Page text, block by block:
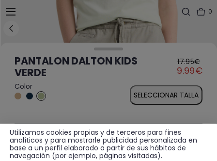
0
PANTALON DALTON KIDS
VERDE
Price reduced
17.95€
to
9.99€
Color
SELECCIONAR TALLA
MÁS INFORMACIÓN
Utilizamos cookies propias y de terceros para fines
analíticos y para mostrarle publicidad personalizada en
base a un perfil elaborado a partir de sus hábitos de
navegación (por ejemplo, páginas visitadas).